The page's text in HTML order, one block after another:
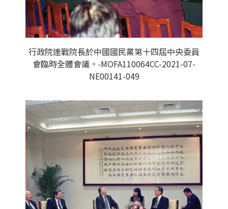
行政院連戰院長於中國國民黨第十四屆中央委員
會臨時全體會議。-MOFA110064CC-2021-07-
NE00141-049